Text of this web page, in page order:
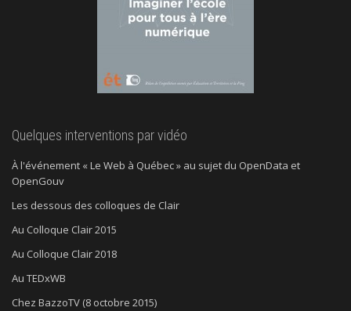
Quelques interventions par vidéo
À l'événement « Le Web à Québec » au sujet du OpenData et
OpenGouv
Les dessous des colloques de Clair
Au Colloque Clair 2015
Au Colloque Clair 2018
Au TEDxWB
Chez BazzoTV (8 octobre 2015)